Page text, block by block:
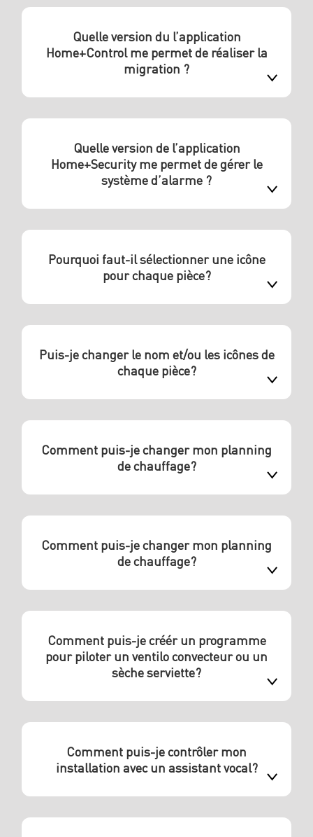
Quelle version du l’application
Home+Control me permet de réaliser la
migration ?
Quelle version de l’application
Home+Security me permet de gérer le
système d’alarme ?
Pourquoi faut-il sélectionner une icône
pour chaque pièce?
Puis-je changer le nom et/ou les icônes de
chaque pièce?
Comment puis-je changer mon planning
de chauffage?
Comment puis-je changer mon planning
de chauffage?
Comment puis-je créér un programme
pour piloter un ventilo convecteur ou un
sèche serviette?
Comment puis-je contrôler mon
installation avec un assistant vocal?